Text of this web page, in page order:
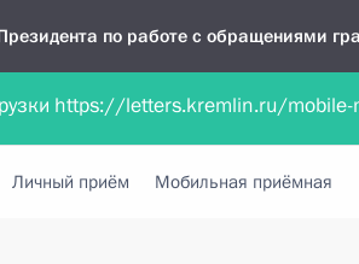
по работе с обращениями
электронного документа
Личный приём Мобильная приёмная
https://letters.kremlin.ru/mobile-